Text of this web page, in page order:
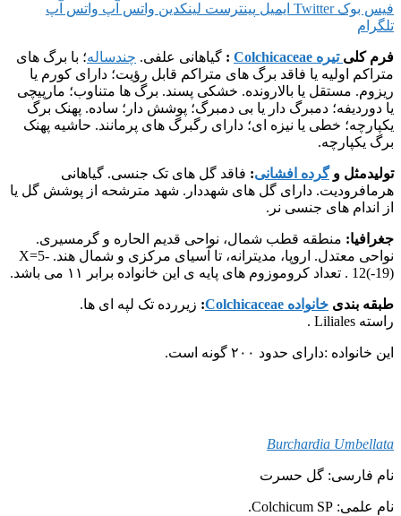
فیس بوک Twitter ایمیل پینترست لینکدین واتس آپ واتس آپ
تلگرام
فرم کلی تیره Colchicaceae : گیاهانی علفی. چندساله؛ با برگ های
متراکم اولیه یا فاقد برگ های متراکم قابل رؤیت؛ دارای کورم یا
ریزوم. مستقل یا بالارونده. خشکی پسند. برگ ها متناوب؛ مارپیچی
یا دوردیفه؛ دمبرگ دار یا بی دمبرگ؛ پوشش دار؛ ساده. پهنک برگ
یکپارچه؛ خطی یا نیزه ای؛ دارای رگبرگ های پرمانند. حاشیه پهنک
برگ یکپارچه.
تولیدمثل وگرده افشانی: فاقد گل های تک جنسی. گیاهانی
هرمافرودیت. دارای گل های شهددار. شهد مترشحه از پوشش گل یا
از اندام های جنسی نر.
جغرافیا: منطقه قطب شمال، نواحی قدیم الحاره و گرمسیری.
نواحی معتدل. اروپا، مدیترانه، تا آسیای مرکزی و شمال هند. X=5-
12(-19) . تعداد کروموزوم های پایه ی این خانواده برابر ۱۱ می باشد.
طبقه بندی خانواده Colchicaceae : زیررده تک لپه ای ها.
راسته Liliales .
این خانواده :دارای حدود ۲۰۰ گونه است.
Burchardia Umbellata
نام فارسی: گل حسرت
نام علمی: Colchicum SP.